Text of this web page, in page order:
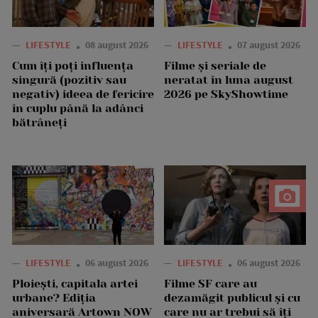
— LIFESTYLE 08 august 2026
Cum îți poți influența
singură (pozitiv sau
negativ) ideea de fericire
în cuplu până la adânci
bătrâneți
— LIFESTYLE 07 august 2026
Filme și seriale de
neratat în luna august
2026 pe SkyShowtime
— LIFESTYLE 06 august 2026
Ploiești, capitala artei
urbane? Ediția
aniversară Artown NOW
— LIFESTYLE 06 august 2026
Filme SF care au
dezamăgit publicul și cu
care nu ar trebui să îți